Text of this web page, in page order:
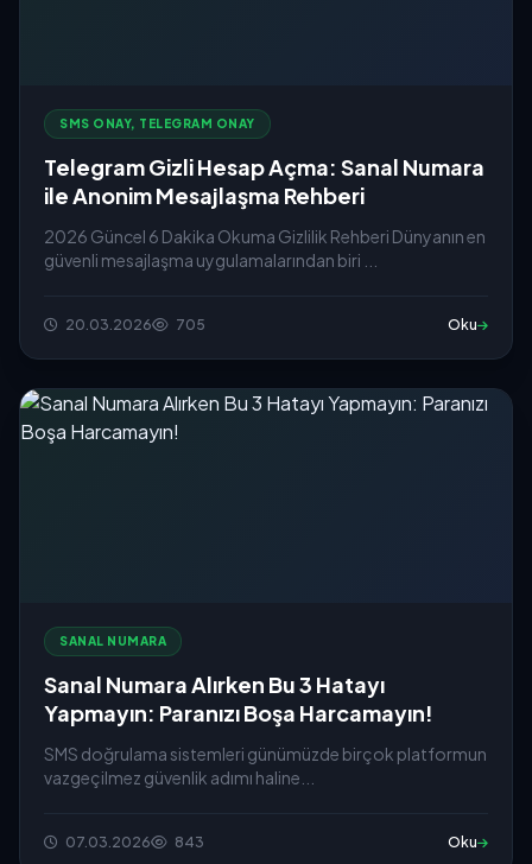
SMS ONAY, TELEGRAM ONAY
Telegram Gizli Hesap Açma: Sanal Numara
ile Anonim Mesajlaşma Rehberi
2026 Güncel 6 Dakika Okuma Gizlilik Rehberi Dünyanın en
güvenli mesajlaşma uygulamalarından biri ...
20.03.2026 705 Oku
SANAL NUMARA
Sanal Numara Alırken Bu 3 Hatayı
Yapmayın: Paranızı Boşa Harcamayın!
SMS doğrulama sistemleri günümüzde birçok platformun
vazgeçilmez güvenlik adımı haline...
07.03.2026 843 Oku